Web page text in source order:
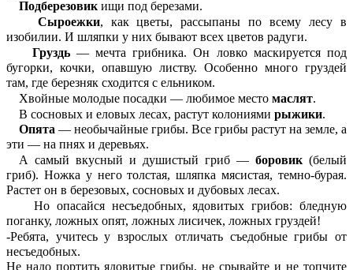
Подберезовикищи под березами.
Сыроежки, как цветы, рассыпаны по всему лесу в
изобилии. И шляпки у них бывают всех цветов радуги.
Груздь— мечта грибника. Он ловко маскируется под
бугорки, кочки, опавшую листву. Особенно много груздей
там, где березняк сходится с ельником.
Хвойные молодые посадки — любимое место маслят.
В сосновых и еловых лесах, растут колониями рыжики.
Опята — необычайные грибы. Все грибы растут на земле, а
эти — на пнях и деревьях.
А самый вкусный и душистый гриб — боровик (белый
гриб). Ножка у него толстая, шляпка мясистая, темно-бурая.
Растет он в березовых, сосновых и дубовых лесах.
Но опасайся несъедобных, ядовитых грибов: бледную
поганку, ложных опят, ложных лисичек, ложных груздей!
-Ребята, учитесь у взрослых отличать съедобные грибы от
несъедобных.
Не надо портить ядовитые грибы, не срывайте и не топчите